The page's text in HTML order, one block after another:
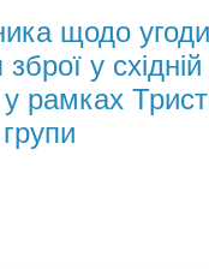
щодо
у східній
у рамках